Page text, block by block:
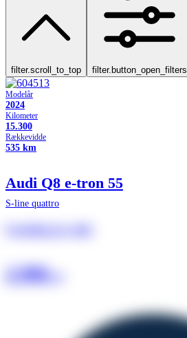
filter.scroll_to_top filter.button_open_filters
Modelår
2024
Kilometer
15.300
Rækkevidde
535 km
Audi Q8 e-tron 55
S-line quattro
2.986